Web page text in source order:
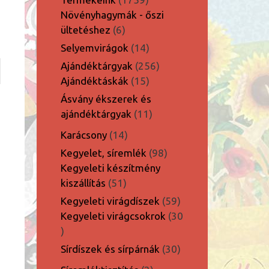
termék
Növényhagymák - őszi
ültetéshez 66
termék
Selyemvirágok 1414
termék
Ajándéktárgyak 256256
Ajándéktáskák 1515
termék
Ásvány ékszerek és
ajándéktárgyak
1111
Karácsony 1414
termék
Kegyelet, síremlék 9898
Kegyeleti készítmény
kiszállítás 5151
termék
Kegyeleti virágdíszek 5959
termék
Kegyeleti virágcsokrok 30
30
termék
Sírdíszek és sírpárnák 3030